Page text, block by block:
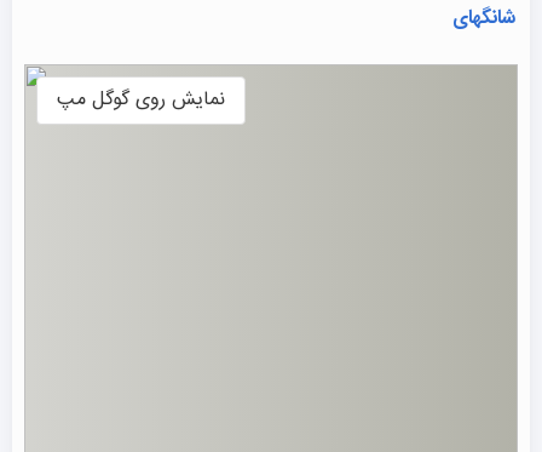
شانگهای
نمایش روی گوگل مپ